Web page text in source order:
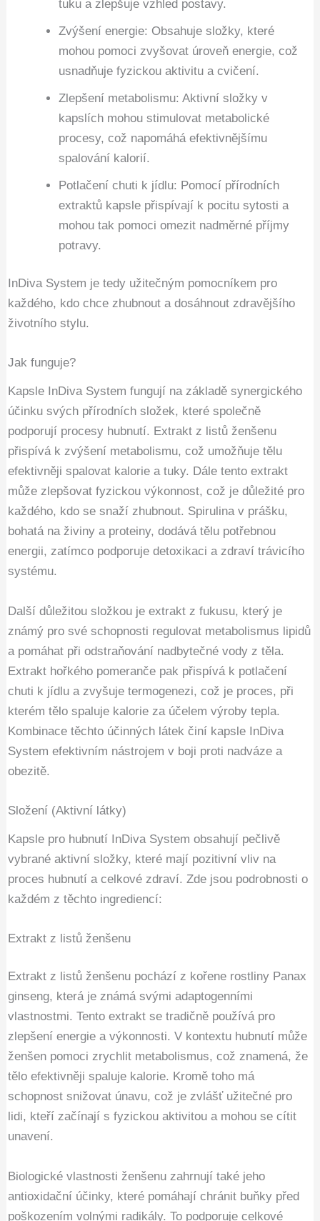
tuku a zlepšuje vzhled postavy.
Zvýšení energie: Obsahuje složky, které
mohou pomoci zvyšovat úroveň energie, což
usnadňuje fyzickou aktivitu a cvičení.
Zlepšení metabolismu: Aktivní složky v
kapslích mohou stimulovat metabolické
procesy, což napomáhá efektivnějšímu
spalování kalorií.
Potlačení chuti k jídlu: Pomocí přírodních
extraktů kapsle přispívají k pocitu sytosti a
mohou tak pomoci omezit nadměrné příjmy
potravy.
InDiva System je tedy užitečným pomocníkem pro
každého, kdo chce zhubnout a dosáhnout zdravějšího
životního stylu.
Jak funguje?
Kapsle InDiva System fungují na základě synergického
účinku svých přírodních složek, které společně
podporují procesy hubnutí. Extrakt z listů ženšenu
přispívá k zvýšení metabolismu, což umožňuje tělu
efektivněji spalovat kalorie a tuky. Dále tento extrakt
může zlepšovat fyzickou výkonnost, což je důležité pro
každého, kdo se snaží zhubnout. Spirulina v prášku,
bohatá na živiny a proteiny, dodává tělu potřebnou
energii, zatímco podporuje detoxikaci a zdraví trávicího
systému.
Další důležitou složkou je extrakt z fukusu, který je
známý pro své schopnosti regulovat metabolismus lipidů
a pomáhat při odstraňování nadbytečné vody z těla.
Extrakt hořkého pomeranče pak přispívá k potlačení
chuti k jídlu a zvyšuje termogenezi, což je proces, při
kterém tělo spaluje kalorie za účelem výroby tepla.
Kombinace těchto účinných látek činí kapsle InDiva
System efektivním nástrojem v boji proti nadváze a
obezitě.
Složení (Aktivní látky)
Kapsle pro hubnutí InDiva System obsahují pečlivě
vybrané aktivní složky, které mají pozitivní vliv na
proces hubnutí a celkové zdraví. Zde jsou podrobnosti o
každém z těchto ingrediencí:
Extrakt z listů ženšenu
Extrakt z listů ženšenu pochází z kořene rostliny Panax
ginseng, která je známá svými adaptogenními
vlastnostmi. Tento extrakt se tradičně používá pro
zlepšení energie a výkonnosti. V kontextu hubnutí může
ženšen pomoci zrychlit metabolismus, což znamená, že
tělo efektivněji spaluje kalorie. Kromě toho má
schopnost snižovat únavu, což je zvlášť užitečné pro
lidi, kteří začínají s fyzickou aktivitou a mohou se cítit
unavení.
Biologické vlastnosti ženšenu zahrnují také jeho
antioxidační účinky, které pomáhají chránit buňky před
poškozením volnými radikály. To podporuje celkové